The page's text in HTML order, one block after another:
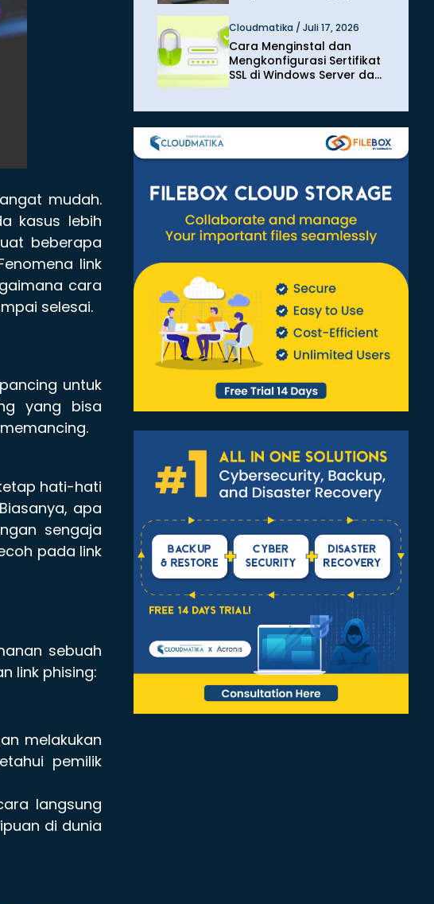
mudah.
kasus lebih
beberapa
link
cara
selesai.
untuk
yang bisa
hati-hati
apa
sengaja
pada link
sebuah
link phising:
melakukan
pemilik
langsung
di dunia
Cloudmatika / Juli 17, 2026
Cara Menginstal dan
Mengkonfigurasi Sertifikat
SSL di Windows Server dan